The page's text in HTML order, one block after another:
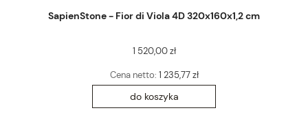
SapienStone - Fior di Viola 4D 320x160x1,2 cm
1 520,00 zł
Cena netto: 1 235,77 zł
do koszyka